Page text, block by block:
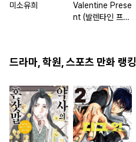
미소유희
Valentine Prese
nt (발렌타인 프레
드라마, 학원, 스포츠 만화 랭킹